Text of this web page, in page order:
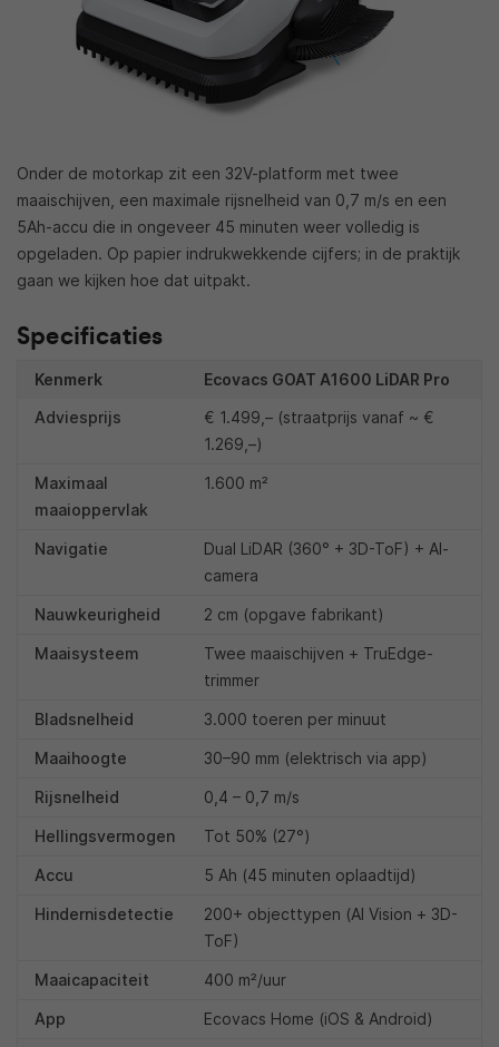
Onder de motorkap zit een 32V-platform met twee
maaischijven, een maximale rijsnelheid van 0,7 m/s en een
5Ah-accu die in ongeveer 45 minuten weer volledig is
opgeladen. Op papier indrukwekkende cijfers; in de praktijk
gaan we kijken hoe dat uitpakt.
Specificaties
Kenmerk
Ecovacs GOAT A1600 LiDAR Pro
Adviesprijs
€ 1.499,– (straatprijs vanaf ~ €
1.269,–)
Maximaal
maaioppervlak
1.600 m²
Navigatie
Dual LiDAR (360° + 3D-ToF) + AI-
camera
Nauwkeurigheid 2 cm (opgave fabrikant)
Maaisysteem
Twee maaischijven + TruEdge-
trimmer
Bladsnelheid 3.000 toeren per minuut
Maaihoogte 30–90 mm (elektrisch via app)
Rijsnelheid 0,4 – 0,7 m/s
Hellingsvermogen Tot 50% (27°)
Accu 5 Ah (45 minuten oplaadtijd)
Hindernisdetectie
200+ objecttypen (AI Vision + 3D-
ToF)
Maaicapaciteit 400 m²/uur
App Ecovacs Home (iOS & Android)